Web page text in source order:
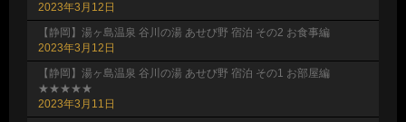
2023年3月12日
【静岡】湯ヶ島温泉 谷川の湯 あせび野 宿泊 その2 お食事編
2023年3月12日
【静岡】湯ヶ島温泉 谷川の湯 あせび野 宿泊 その1 お部屋編
★★★★★
2023年3月11日